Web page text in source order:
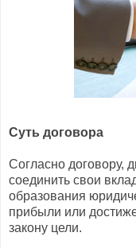
Суть договора
Согласно договору,
соединить свои
образования
прибыли или
закону цели.